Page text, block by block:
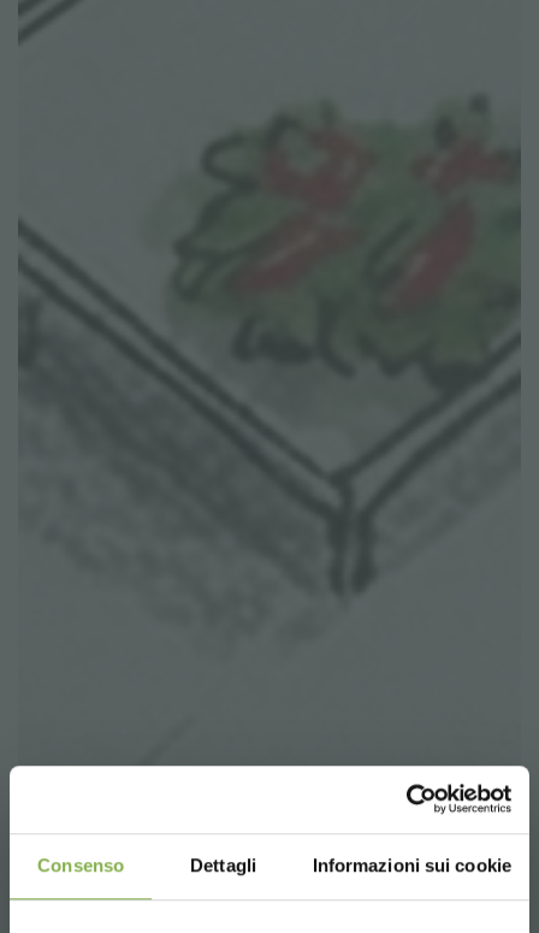
Consenso Dettagli Informazioni sui cookie